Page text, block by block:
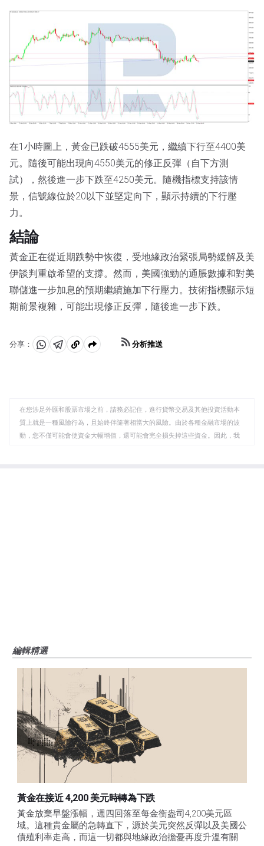
在1小時圖上，黃金已跌破4555美元，繼續下行至4400美
元。隨後可能出現向4550美元的修正反彈（自下方測
試），然後進一步下跌至4250美元。隨機指標支持該情
景，信號線位於20以下並堅定向下，顯示持續的下行壓
力。
結論
黃金正在從近期跌勢中恢復，受地緣政治緊張局勢緩解及美
伊談判重啟希望的支撐。然而，美國強勁的通脹數據和對美
聯儲進一步加息的預期繼續施加下行壓力。技術指標顯示短
期前景複雜，可能出現修正反彈，隨後進一步下跌。
分享：
分 分 複
板
分析推送
在您涉足外匯和股票市場之前，請務必記住，進行貨幣交易及其他投資活動本
質上就是一種風險行為，且始終伴隨著相當大的風險。由於各種金融市場的波
動，您不僅可能會使資金大幅增值，還可能會完全損失掉這些資金。因此，我
編輯精選
黃金在接近 4,200 美元時轉為下跌
黃金放棄早盤漲幅，週四回落至每金衡盎司4,200美元區
域。這種貴金屬的急轉直下，源於美元突然反彈以及美國公
債殖利率走高，而這一切都與地緣政治擔憂再度升溫有關